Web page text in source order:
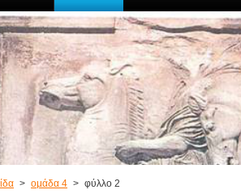
> ομάδα 4 > φύλλο 2